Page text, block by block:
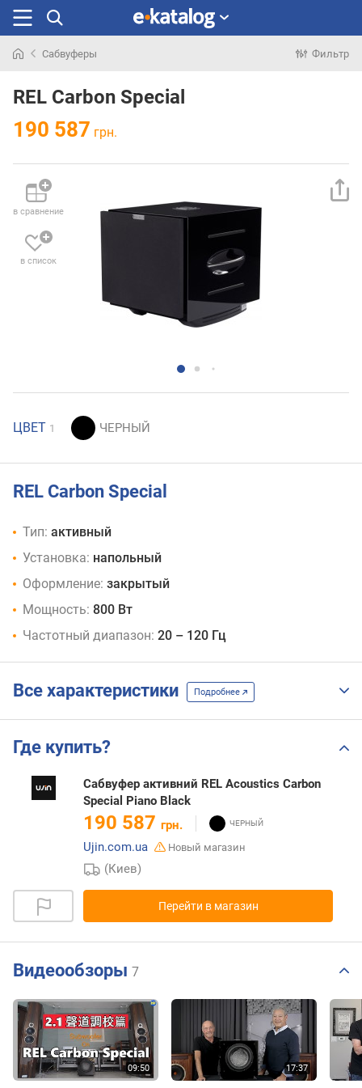
раньше
Сабвуферы Фильтр
REL Carbon Special
190 587 грн.
в сравнение
в список
ЦВЕТ 1
REL Carbon Special
Тип: активный
Установка: напольный
Оформление: закрытый
Мощность: 800 Вт
Частотный диапазон: 20 – 120 Гц
Все характеристики Подробнее
Где купить?
Сабвуфер активний REL Acoustics Carbon
Special Piano Black
190 587 грн.
Ujin.com.ua
Новый магазин
(Киев)
Перейти в магазин
Видеообзоры 7